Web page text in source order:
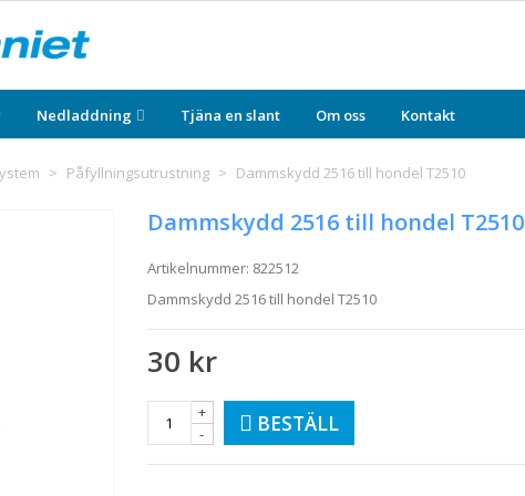
Nedladdning Tjäna en slant Om oss Kontakt
> Påfyllningsutrustning > Dammskydd 2516 till hondel T2510
Dammskydd 2516 till hondel T2510
Artikelnummer: 822512
Dammskydd 2516 till hondel T2510
30 kr
-
+ BESTÄLL